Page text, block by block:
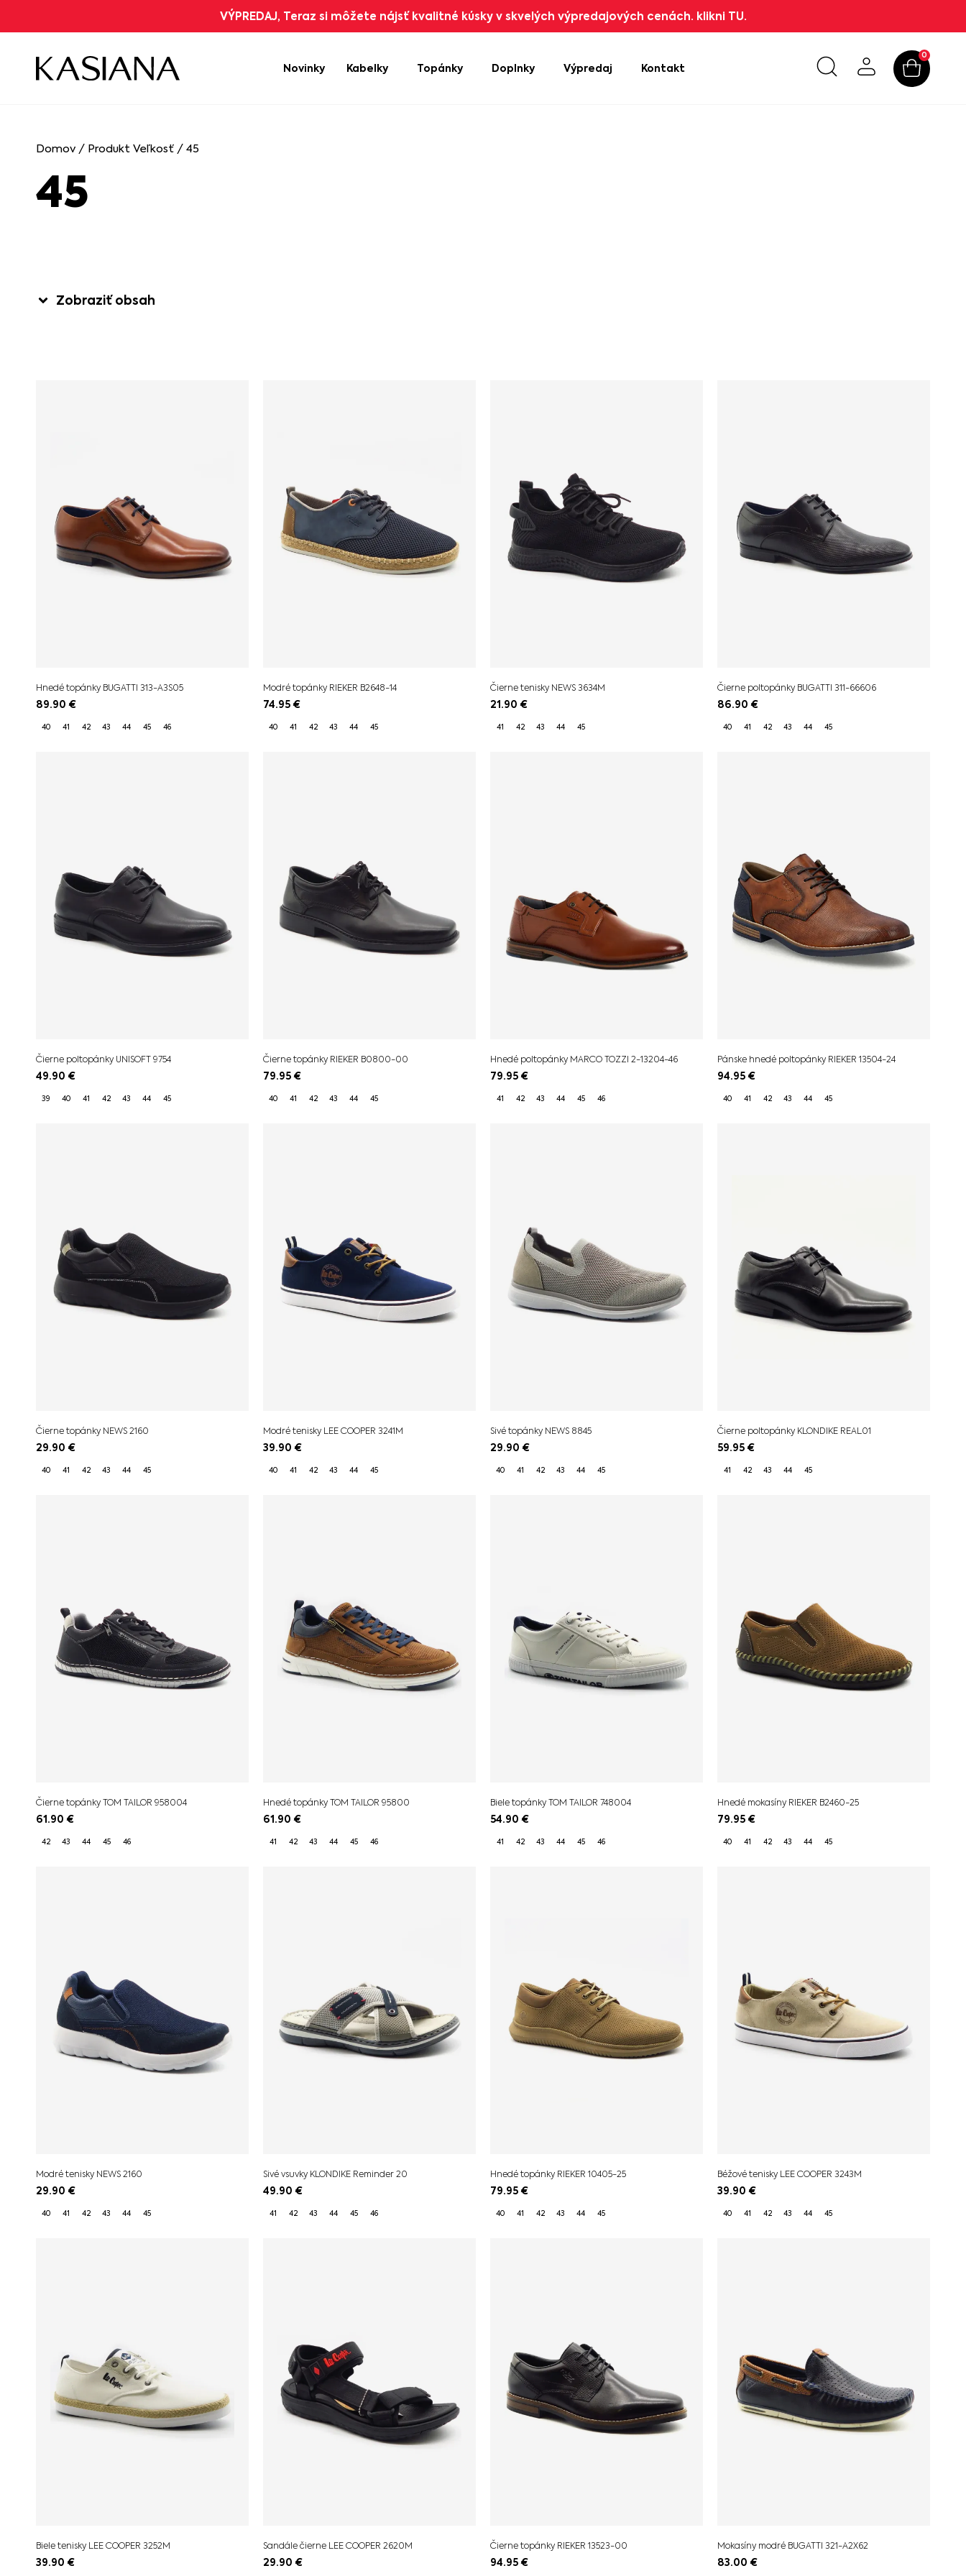
VÝPREDAJ, Teraz si môžete nájsť kvalitné kúsky v skvelých výpredajových cenách. klikni TU.
Novinky Kabelky Topánky Doplnky Výpredaj Kontakt
0
Domov / Produkt Veľkosť / 45
45
Zobraziť obsah
Hnedé topánky BUGATTI 313-A3S05
89.90 €
40 41 42 43 44 45 46
Modré topánky RIEKER B2648-14
74.95€
40 41 42 43 44 45
Čierne tenisky NEWS 3634M
21.90 €
41 42 43 44 45
Čierne poltopánky BUGATTI 311-66606
86.90 €
40 41 42 43 44 45
Čierne poltopánky UNISOFT 9754
49.90 €
39 40 41 42 43 44 45
Čierne topánky RIEKER B0800-00
79.95€
40 41 42 43 44 45
Hnedé poltopánky MARCO TOZZI 2-13204-46
79.95€
41 42 43 44 45 46
Pánske hnedé poltopánky RIEKER 13504-24
94.95€
40 41 42 43 44 45
Čierne topánky NEWS 2160
29.90 €
40 41 42 43 44 45
Modré tenisky LEE COOPER 3241M
39.90 €
40 41 42 43 44 45
Sivé topánky NEWS 8845
29.90 €
40 41 42 43 44 45
Čierne poltopánky KLONDIKE REAL01
59.95€
41 42 43 44 45
Čierne topánky TOM TAILOR 958004
61.90 €
42 43 44 45 46
Hnedé topánky TOM TAILOR 95800
61.90 €
41 42 43 44 45 46
Biele topánky TOM TAILOR 748004
54.90 €
41 42 43 44 45 46
Hnedé mokasíny RIEKER B2460-25
79.95€
40 41 42 43 44 45
Modré tenisky NEWS 2160
29.90 €
40 41 42 43 44 45
Sivé vsuvky KLONDIKE Reminder 20
49.90 €
41 42 43 44 45 46
Hnedé topánky RIEKER 10405-25
79.95€
40 41 42 43 44 45
Béžové tenisky LEE COOPER 3243M
39.90 €
40 41 42 43 44 45
Biele tenisky LEE COOPER 3252M
39.90 €
Sandále čierne LEE COOPER 2620M
29.90 €
Čierne topánky RIEKER 13523-00
94.95€
Mokasíny modré BUGATTI 321-A2X62
83.00 €